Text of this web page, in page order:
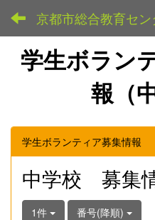
京都市総合教育セン
学生ボラン
報（
学生ボランティア募集情報
中学校 募集
1件 番号(降順)